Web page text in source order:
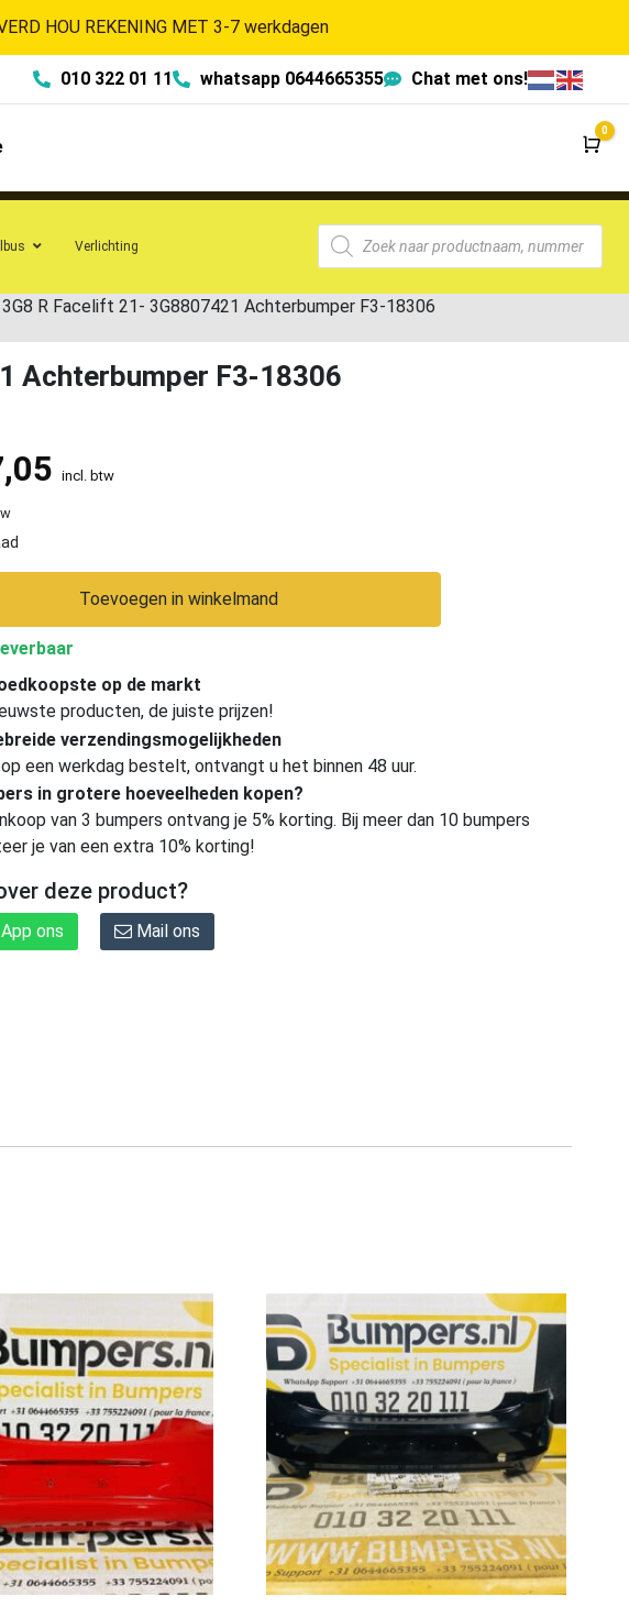
HOU REKENING MET 3-7 werkdagen
010 322 01 11 whatsapp 0644665355 Chat met ons!
0
Verlichting
R Facelift 21- 3G8807421 Achterbumper F3-18306
Achterbumper F3-18306
incl. btw
Toevoegen in winkelmand
op de markt
producten, de juiste prijzen!
verzendingsmogelijkheden
een werkdag bestelt, ontvangt u het binnen 48 uur.
in grotere hoeveelheden kopen?
van 3 bumpers ontvang je 5% korting. Bij meer dan 10 bumpers
je van een extra 10% korting!
deze product?
ons Mail ons